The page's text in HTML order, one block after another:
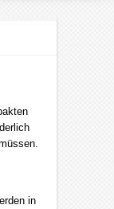
in